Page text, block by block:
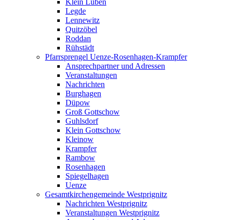
Klein Lüben
Legde
Lennewitz
Quitzöbel
Roddan
Rühstädt
Pfarrsprengel Uenze-Rosenhagen-Krampfer
Ansprechpartner und Adressen
Veranstaltungen
Nachrichten
Burghagen
Düpow
Groß Gottschow
Guhlsdorf
Klein Gottschow
Kleinow
Krampfer
Rambow
Rosenhagen
Spiegelhagen
Uenze
Gesamtkirchengemeinde Westprignitz
Nachrichten Westprignitz
Veranstaltungen Westprignitz